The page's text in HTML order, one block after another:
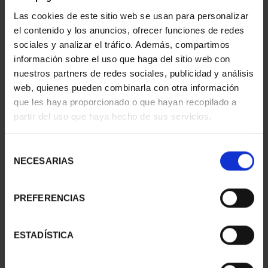
Las cookies de este sitio web se usan para personalizar
el contenido y los anuncios, ofrecer funciones de redes
sociales y analizar el tráfico. Además, compartimos
información sobre el uso que haga del sitio web con
nuestros partners de redes sociales, publicidad y análisis
web, quienes pueden combinarla con otra información
que les haya proporcionado o que hayan recopilado a
partir del uso que haya hecho de sus servicios.
NECESARIAS
PREFERENCIAS
ESTADÍSTICA
CAPITALES DE
COMPLET...